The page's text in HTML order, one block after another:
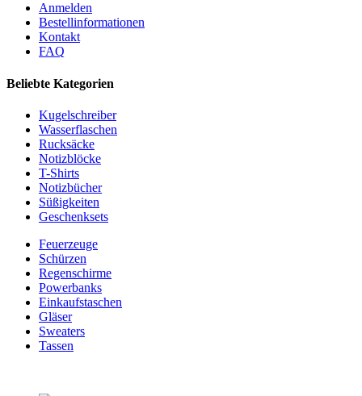
Anmelden
Bestellinformationen
Kontakt
FAQ
Beliebte Kategorien
Kugelschreiber
Wasserflaschen
Rucksäcke
Notizblöcke
T-Shirts
Notizbücher
Süßigkeiten
Geschenksets
Feuerzeuge
Schürzen
Regenschirme
Powerbanks
Einkaufstaschen
Gläser
Sweaters
Tassen